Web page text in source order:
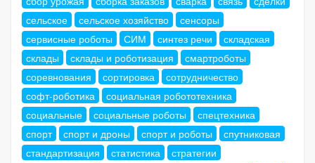
сельское
сельское хозяйство
сенсоры
сервисные роботы
СИМ синтез речи
складская
склады
склады и роботизация
смартроботы
соревнования
сортировка
сотрудничество
софт-роботика
социальная робототехника
социальные
социальные роботы
спецтехника
спорт
спорт и дроны спорт и роботы
спутниковая
стандартизация
статистика
стратегии